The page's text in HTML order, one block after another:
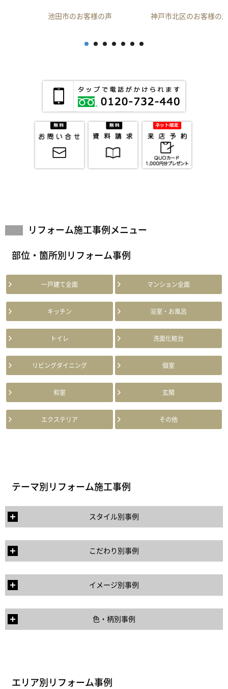
池田市のお客様の声 神戸市北区のお客様の
リフォーム施工事例メニュー
部位・箇所別リフォーム事例
一戸建て全面 マンション全面
キッチン 浴室・お風呂
トイレ 洗面化粧台
リビングダイニング 個室
和室 玄関
エクステリア その他
テーマ別リフォーム施工事例
スタイル別事例
こだわり別事例
イメージ別事例
色・柄別事例
エリア別リフォーム事例